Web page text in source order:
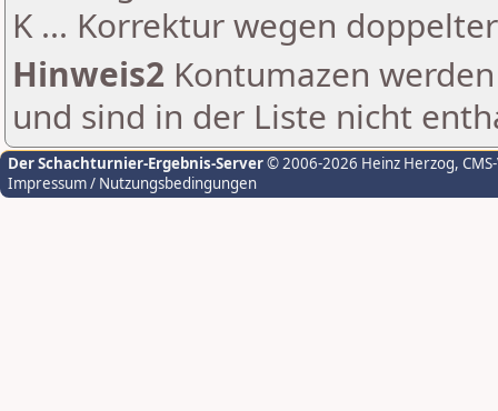
K ... Korrektur wegen
Hinweis2 Kontumazen
und sind in der Liste nicht
Der Schachturnier-Ergebnis-Server© 2006-2026 Heinz Herzog,
Impressum / Nutzungsbedingungen